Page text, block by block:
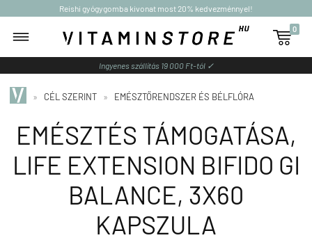
Reishi gyógygomba kivonat most 20% kedvezménnyel!

0
Ingyenes szállítás 19 000 Ft-tól ✓
» CÉL SZERINT » EMÉSZTŐRENDSZER ÉS BÉLFLÓRA
EMÉSZTÉS TÁMOGATÁSA,
LIFE EXTENSION BIFIDO GI
BALANCE, 3X60
KAPSZULA